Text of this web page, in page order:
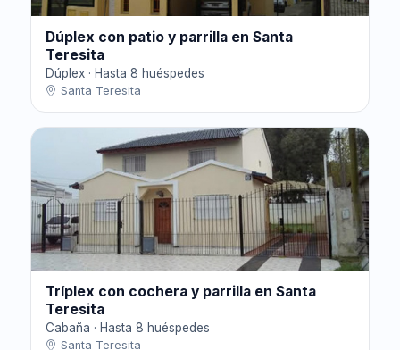
Dúplex con patio y parrilla en Santa
Teresita
Dúplex · Hasta 8 huéspedes
Santa Teresita
Tríplex con cochera y parrilla en Santa
Teresita
Cabaña · Hasta 8 huéspedes
Santa Teresita